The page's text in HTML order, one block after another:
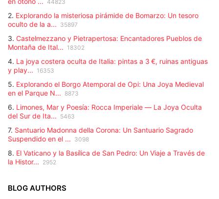
44823
2. Explorando la misteriosa pirámide de Bomarzo: Un tesoro
oculto de la a... 35897
3. Castelmezzano y Pietrapertosa: Encantadores Pueblos de
Montaña de Ital... 18302
4. La joya costera oculta de Italia: pintas a 3 €, ruinas antiguas
y play... 16353
5. Explorando el Borgo Atemporal de Opi: Una Joya Medieval
en el Parque N... 8873
6. Limones, Mar y Poesía: Rocca Imperiale — La Joya Oculta
del Sur de Ita... 5463
7. Santuario Madonna della Corona: Un Santuario Sagrado
Suspendido en el ... 3098
8. El Vaticano y la Basílica de San Pedro: Un Viaje a Través de
la Histor... 2952
BLOG AUTHORS